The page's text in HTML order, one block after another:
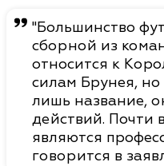
"Большинство
сборной из
относится к
силам Брунея,
лишь название,
действий. Почти
являются
говорится в